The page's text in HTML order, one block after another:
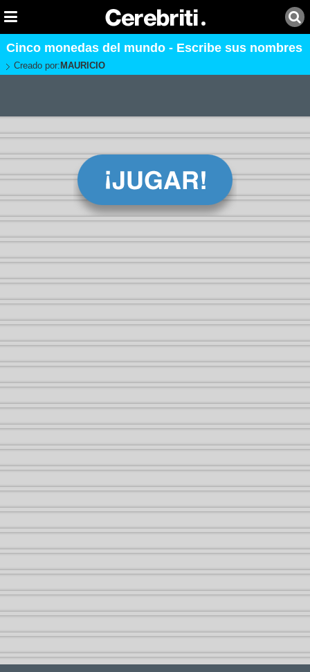
Cinco monedas del mundo - Escribe sus nombres
Creado por: MAURICIO